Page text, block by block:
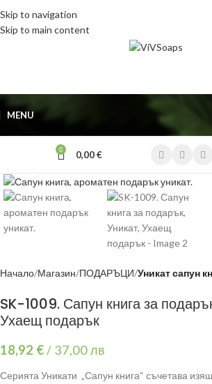
Skip to navigation
Skip to main content
MENU
0 0,00€
Начало Магазин ПОДАРЪЦИ Уникат сапун
SK-1009. Сапун книга за
Ухаещ подарък
18,92 €/ 37,00 лв
Серията Уникати „Сапун книга“ съчетава